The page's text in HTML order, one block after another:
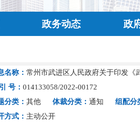
政务动态 政
名称： 常州市武进区人民政府关于印发《
号： 014133058/2022-00172
分类： 其他 体裁分类： 通知 组配分
方式： 主动公开